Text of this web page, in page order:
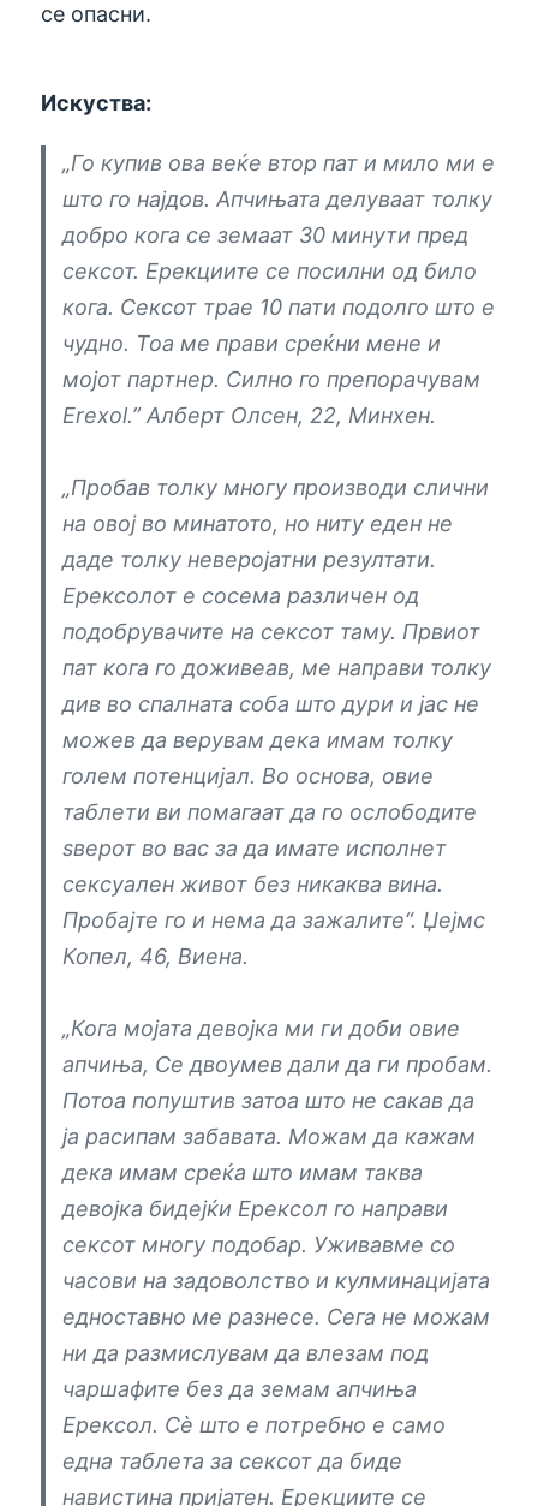
се опасни.
Искуства:
„Го купив ова веќе втор пат и мило ми е
што го најдов. Апчињата делуваат толку
добро кога се земаат 30 минути пред
сексот. Ерекциите се посилни од било
кога. Сексот трае 10 пати подолго што е
чудно. Тоа ме прави среќни мене и
мојот партнер. Силно го препорачувам
Erexol.” Алберт Олсен, 22, Минхен.
„Пробав толку многу производи слични
на овој во минатото, но ниту еден не
даде толку неверојатни резултати.
Ерексолот е сосема различен од
подобрувачите на сексот таму. Првиот
пат кога го доживеав, ме направи толку
див во спалната соба што дури и јас не
можев да верувам дека имам толку
голем потенцијал. Во основа, овие
таблети ви помагаат да го ослободите
ѕверот во вас за да имате исполнет
сексуален живот без никаква вина.
Пробајте го и нема да зажалите“. Џејмс
Копел, 46, Виена.
„Кога мојата девојка ми ги доби овие
апчиња, Се двоумев дали да ги пробам.
Потоа попуштив затоа што не сакав да
ја расипам забавата. Можам да кажам
дека имам среќа што имам таква
девојка бидејќи Ерексол го направи
сексот многу подобар. Уживавме со
часови на задоволство и кулминацијата
едноставно ме разнесе. Сега не можам
ни да размислувам да влезам под
чаршафите без да земам апчиња
Ерексол. Сè што е потребно е само
една таблета за сексот да биде
навистина пријатен. Ерекциите се